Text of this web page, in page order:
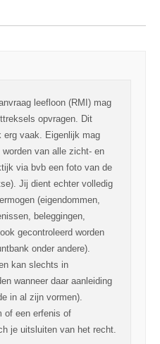
leefloon (RMI) mag
opvragen. Dit
erg vaak. Eigenlijk mag
van alle zicht- en
via bvb een foto van de
Jij dient echter volledig
(eigendommen,
beleggingen,
gecontroleerd worden
onder andere).
kan slechts in
wanneer daar aanleiding
in al zijn vormen).
of een erfenis of
je uitsluiten van het recht.